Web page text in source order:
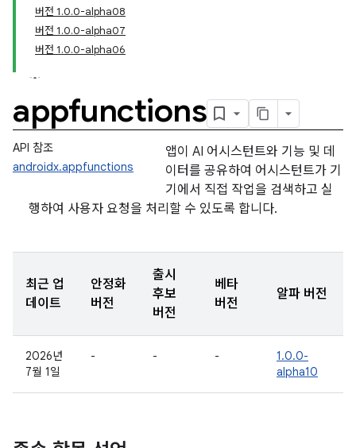
버전 1.0.0-alpha08
버전 1.0.0-alpha07
버전 1.0.0-alpha06
appfunctions
API 참조
androidx.appfunctions
앱이 AI 어시스턴트와 기능 및 데
이터를 공유하여 어시스턴트가 기
기에서 직접 작업을 검색하고 실
행하여 사용자 요청을 처리할 수 있도록 합니다.
최근 업
데이트
안정화
버전
출시
후보
버전
베타
버전
알파 버전
2026년
7월 1일
- - -
1.0.0-
alpha10